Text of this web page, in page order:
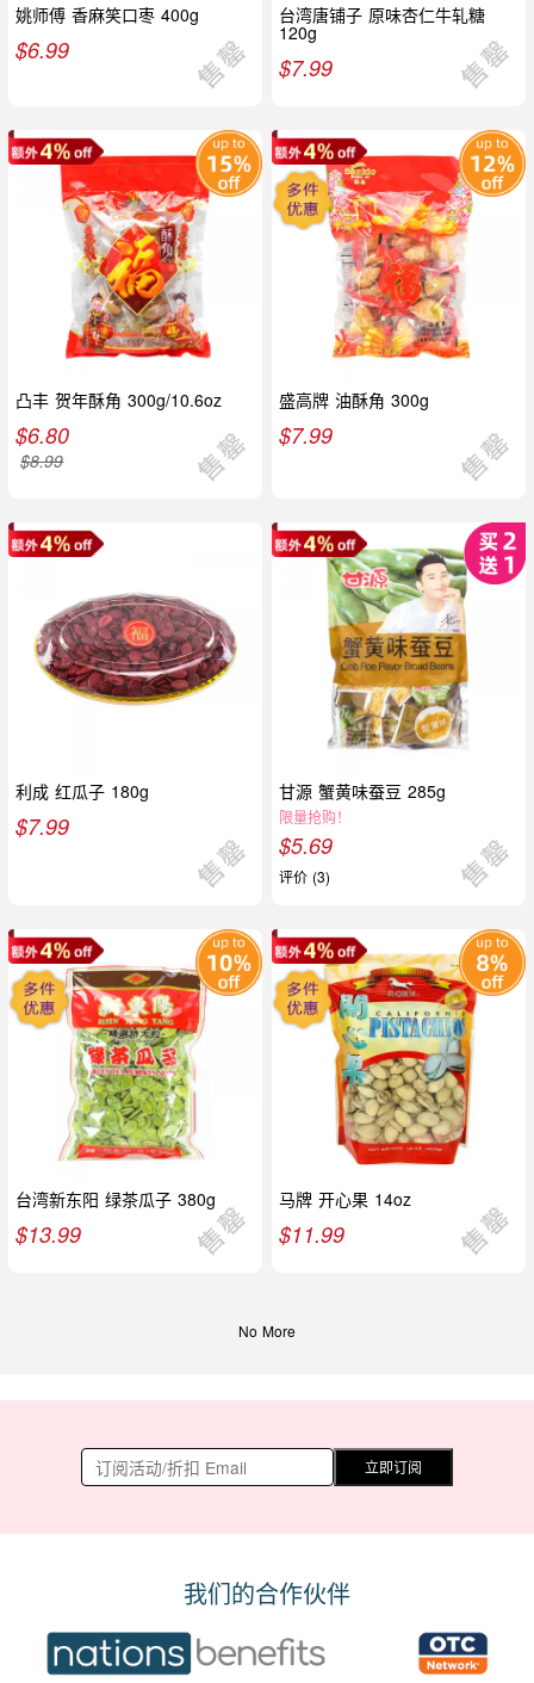
姚师傅 香麻笑口枣 400g
$6.99
台湾唐铺子 原味杏仁牛轧糖
120g
$7.99
凸丰 贺年酥角 300g/10.6oz
$6.80
$8.99
盛高牌 油酥角 300g
$7.99
利成 红瓜子 180g
$7.99
甘源 蟹黄味蚕豆 285g
限量抢购！
$5.69
评价 (3)
台湾新东阳 绿茶瓜子 380g
$13.99
马牌 开心果 14oz
$11.99
No More
立即订阅
我们的合作伙伴